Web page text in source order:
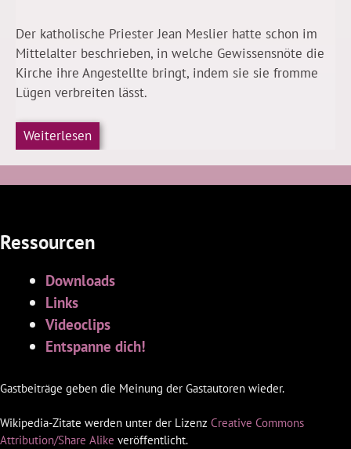
Der katholische Priester Jean Meslier hatte schon im
Mittelalter beschrieben, in welche Gewissensnöte die
Kirche ihre Angestellte bringt, indem sie sie fromme
Lügen verbreiten lässt.
Weiterlesen
Ressourcen
Downloads
Links
Videoclips
Entspanne dich!
Gastbeiträge geben die Meinung der Gastautoren wieder.
Wikipedia-Zitate werden unter der Lizenz Creative Commons
Attribution/Share Alike veröffentlicht.